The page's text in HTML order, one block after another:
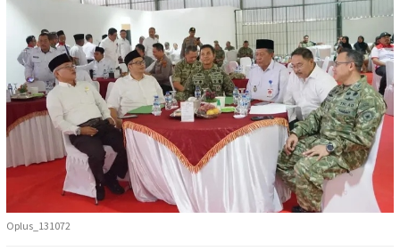
Oplus_131072